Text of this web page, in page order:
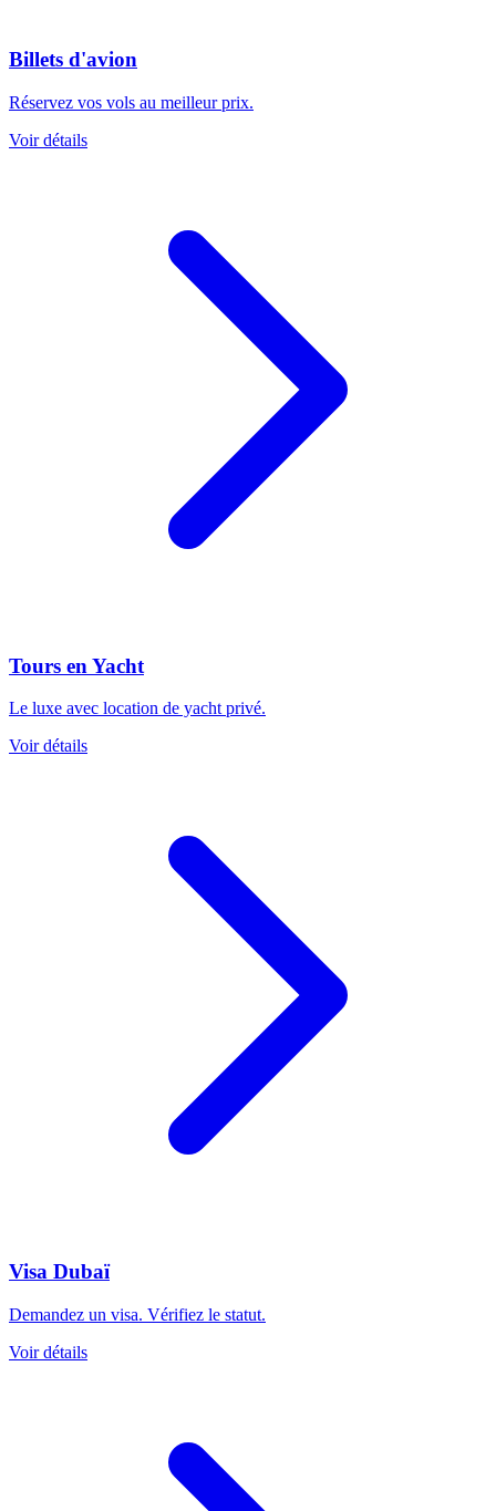
Billets d'avion
Réservez vos vols au meilleur prix.
Voir détails
Tours en Yacht
Le luxe avec location de yacht privé.
Voir détails
Visa Dubaï
Demandez un visa. Vérifiez le statut.
Voir détails